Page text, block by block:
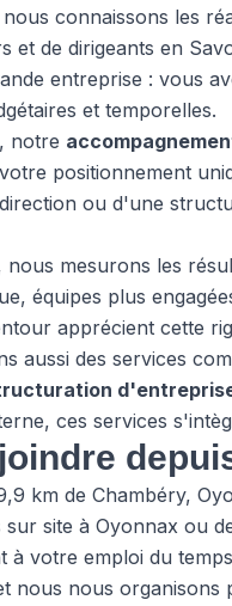
connaissons les
et de dirigeants en
entreprise : vous
et temporelles.
notre
positionnement
ou d'une
nous mesurons les
équipes plus
apprécient cette
aussi des services
ces services
km de Chambéry,
site à Oyonnax ou
à votre emploi du
nous nous